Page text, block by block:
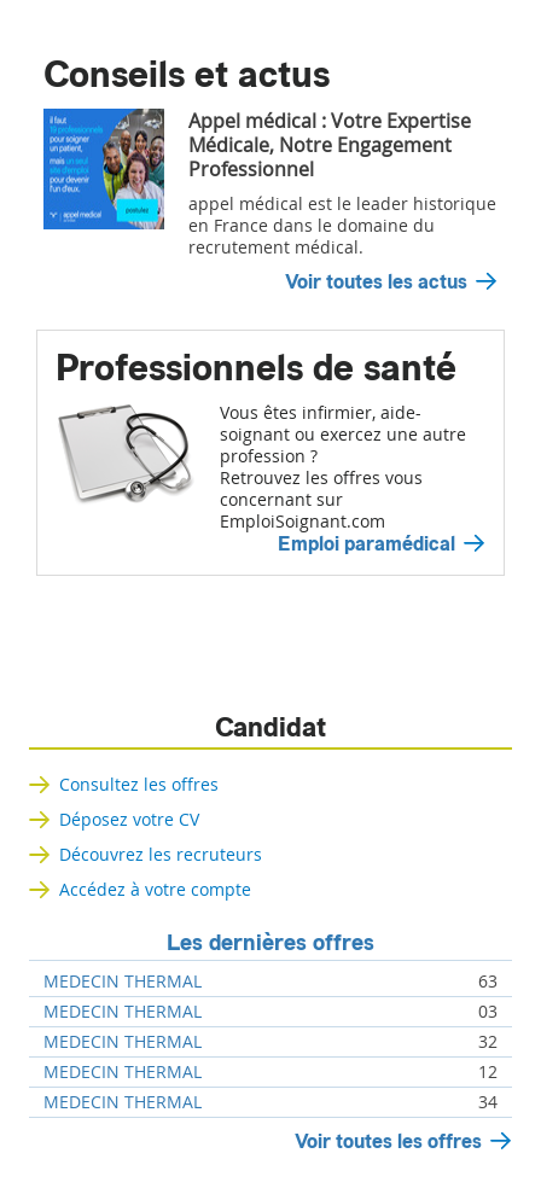
Conseils et actus
Appel médical : Votre Expertise
Médicale, Notre Engagement
Professionnel
appel médical est le leader historique
en France dans le domaine du
recrutement médical.
Voir toutes les actus
Professionnels de santé
Vous êtes infirmier, aide-
soignant ou exercez une autre
profession ?
Retrouvez les offres vous
concernant sur
EmploiSoignant.com
Emploi paramédical
Candidat
Consultez les offres
Déposez votre CV
Découvrez les recruteurs
Accédez à votre compte
Les dernières offres
MEDECIN THERMAL
63
MEDECIN THERMAL
03
MEDECIN THERMAL
32
MEDECIN THERMAL
12
MEDECIN THERMAL
34
Voir toutes les offres